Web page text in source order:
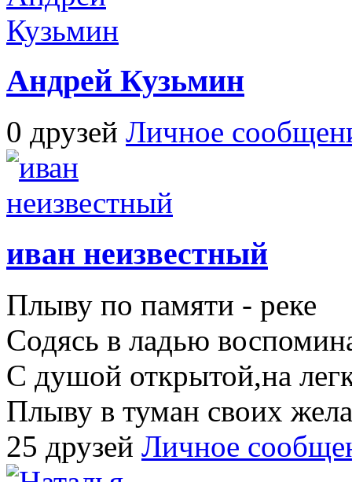
Андрей Кузьмин
0 друзей Личное
иван неизвестный
Плыву по памяти - реке
Содясь в ладью
С душой открытой,на
Плыву в туман своих
25 друзей Личное